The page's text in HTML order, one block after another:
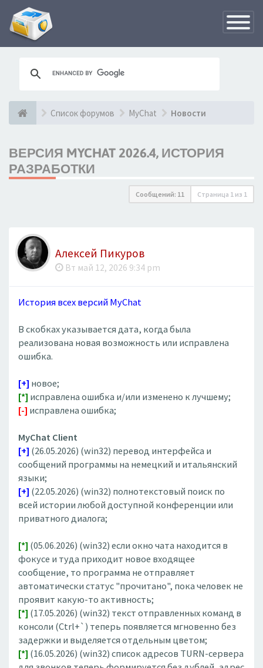
Список форумов MyChat Новости
ВЕРСИЯ MYCHAT 2026.4, ИСТОРИЯ
РАЗРАБОТКИ
Сообщений: 11 Страница 1 из 1
Алексей Пикуров
Вт май 12, 2026 9:34 pm
История всех версий MyChat
В скобках указывается дата, когда была
реализована новая возможность или исправлена
ошибка.
[+] новое;
[*] исправлена ошибка и/или изменено к лучшему;
[-] исправлена ошибка;
MyChat Client
[+] (26.05.2026) (win32) перевод интерфейса и
сообщений программы на немецкий и итальянский
языки;
[+] (22.05.2026) (win32) полнотекстовый поиск по
всей истории любой доступной конференции или
приватного диалога;
[*] (05.06.2026) (win32) если окно чата находится в
фокусе и туда приходит новое входящее
сообщение, то программа не отправляет
автоматически статус "прочитано", пока человек не
проявит какую-то активность;
[*] (17.05.2026) (win32) текст отправленных команд в
консоли (Ctrl+`) теперь появляется мгновенно без
задержки и выделяется отдельным цветом;
[*] (16.05.2026) (win32) список адресов TURN-сервера